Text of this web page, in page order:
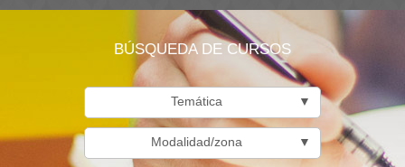
BÚSQUEDA DE CURSOS
Temática ▼
Modalidad/zona ▼